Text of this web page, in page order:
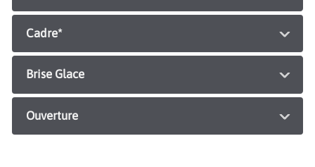
Cadre*
Brise Glace
Ouverture